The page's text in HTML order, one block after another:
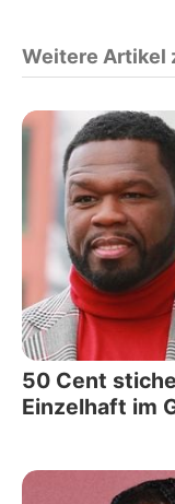
Weitere Artikel
50 Cent
Einzelhaft im